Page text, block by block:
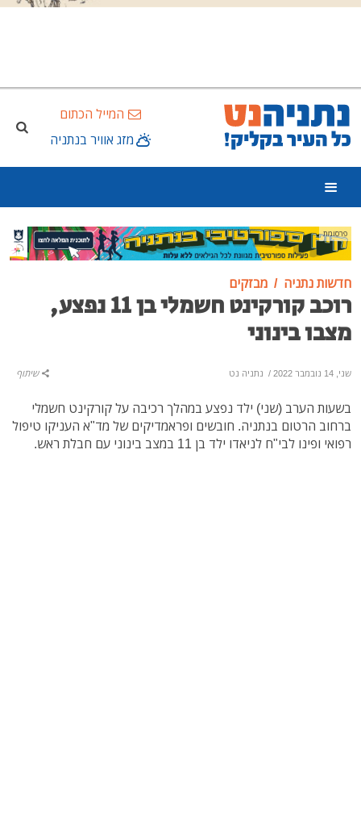
המייל הכתום
מזג אוויר בנתניה
פרסומת
חדשות נתניה מבזקים
רוכב קורקינט חשמלי בן 11 נפצע,
מצבו בינוני
שני, 14 נובמבר 2022 / נתניה נט שיתוף
בשעות הערב (שני) ילד נפצע במהלך רכיבה על קורקינט חשמלי
ברחוב הרטום בנתניה. חובשים ופראמדיקים של מד"א העניקו טיפול
רפואי ופינו לבי"ח לניאדו ילד בן 11 במצב בינוני עם חבלת ראש.